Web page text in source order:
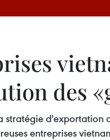
des
stratégie
entreprises